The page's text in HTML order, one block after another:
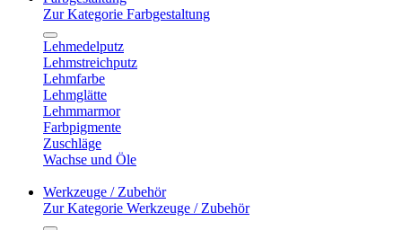
Zur Kategorie Farbgestaltung
Lehmedelputz
Lehmstreichputz
Lehmfarbe
Lehmglätte
Lehmmarmor
Farbpigmente
Zuschläge
Wachse und Öle
Werkzeuge / Zubehör
Zur Kategorie Werkzeuge / Zubehör